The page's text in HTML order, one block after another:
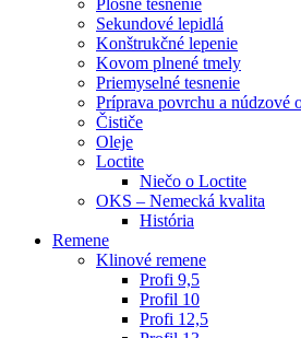
Plošné tesnenie
Sekundové lepidlá
Konštrukčné lepenie
Kovom plnené tmely
Priemyselné tesnenie
Príprava povrchu a núdzové
Čističe
Oleje
Loctite
Niečo o Loctite
OKS – Nemecká kvalita
História
Remene
Klinové remene
Profi 9,5
Profil 10
Profi 12,5